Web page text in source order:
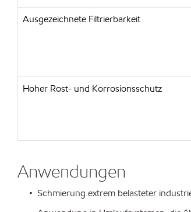
Ausgezeichnete Filtrierbarkeit
Hoher Rost- und Korrosionsschutz
Anwendungen
• Schmierung extrem belasteter